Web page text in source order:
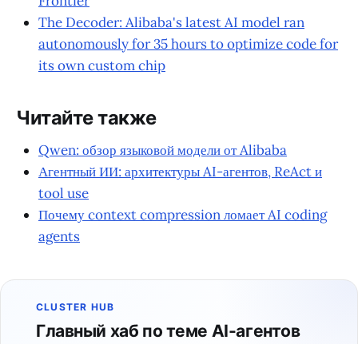
The Decoder: Alibaba's latest AI model ran
autonomously for 35 hours to optimize code for
its own custom chip
Читайте также
Qwen: обзор языковой модели от Alibaba
Агентный ИИ: архитектуры AI-агентов, ReAct и
tool use
Почему context compression ломает AI coding
agents
CLUSTER HUB
Главный хаб по теме AI-агентов